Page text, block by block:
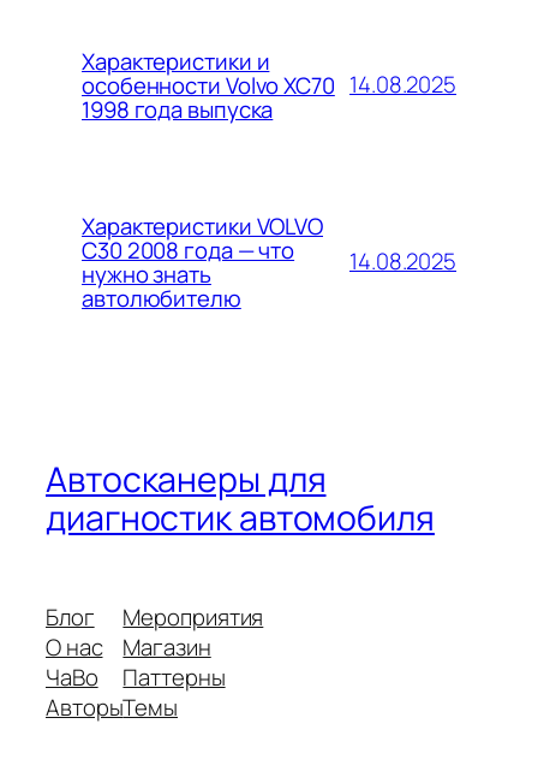
Характеристики и
особенности Volvo XC70
1998 года выпуска
14.08.2025
Характеристики VOLVO
C30 2008 года — что
нужно знать
автолюбителю
14.08.2025
Автосканеры для
диагностик автомобиля
Блог
О нас
ЧаВо
Авторы
Мероприятия
Магазин
Паттерны
Темы